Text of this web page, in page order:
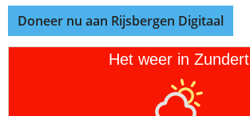
Doneer nu aan Rijsbergen Digitaal
Het weer in Zundert